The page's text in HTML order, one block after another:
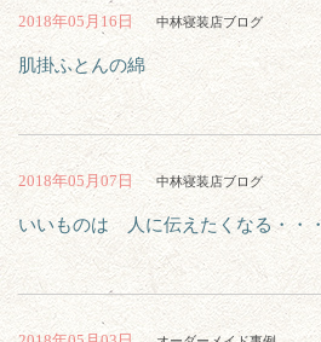
2018年05月16日 中林寝装店ブログ
肌掛ふとんの綿
2018年05月07日 中林寝装店ブログ
いいものは 人に伝えたくなる・・・